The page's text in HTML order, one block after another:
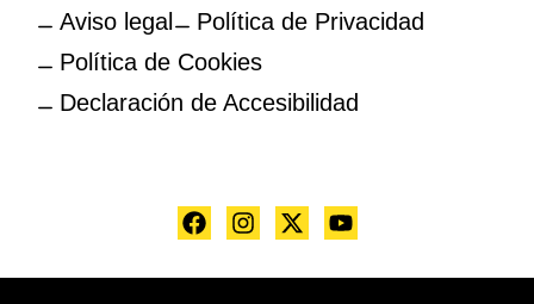
Aviso legal
Política de Privacidad
Política de Cookies
Declaración de Accesibilidad